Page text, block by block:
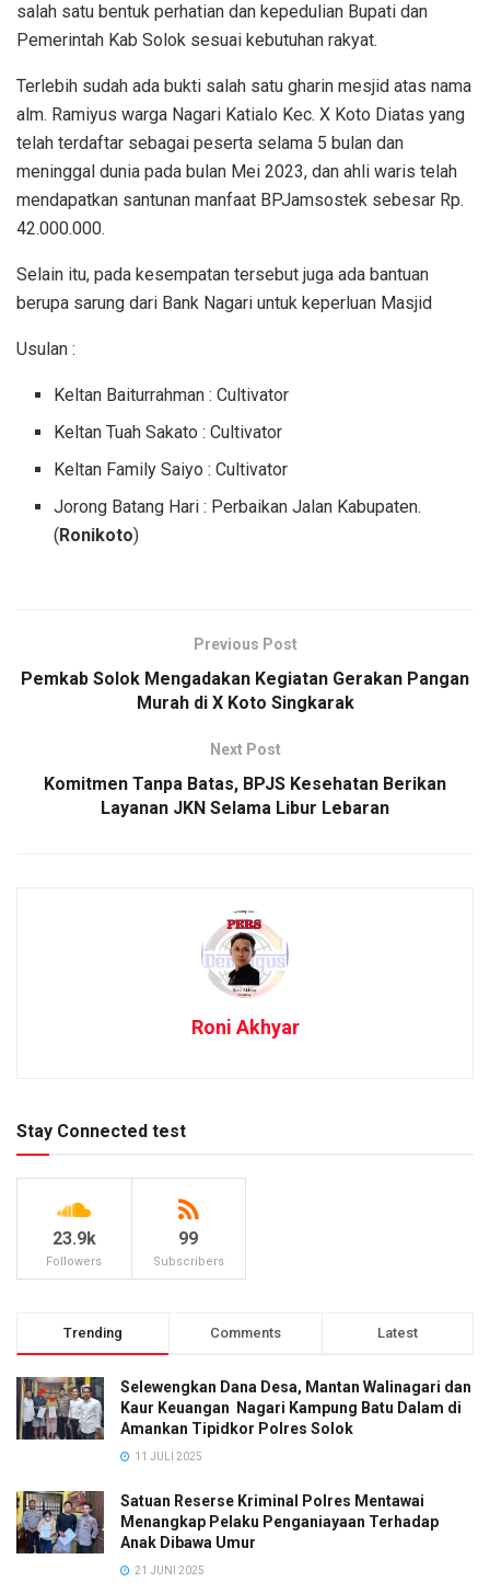
salah satu bentuk perhatian dan kepedulian Bupati dan
Pemerintah Kab Solok sesuai kebutuhan rakyat.
Terlebih sudah ada bukti salah satu gharin mesjid atas nama
alm. Ramiyus warga Nagari Katialo Kec. X Koto Diatas yang
telah terdaftar sebagai peserta selama 5 bulan dan
meninggal dunia pada bulan Mei 2023, dan ahli waris telah
mendapatkan santunan manfaat BPJamsostek sebesar Rp.
42.000.000.
Selain itu, pada kesempatan tersebut juga ada bantuan
berupa sarung dari Bank Nagari untuk keperluan Masjid
Usulan :
Keltan Baiturrahman : Cultivator
Keltan Tuah Sakato : Cultivator
Keltan Family Saiyo : Cultivator
Jorong Batang Hari : Perbaikan Jalan Kabupaten.
(Ronikoto)
Previous Post
Pemkab Solok Mengadakan Kegiatan Gerakan Pangan
Murah di X Koto Singkarak
Next Post
Komitmen Tanpa Batas, BPJS Kesehatan Berikan
Layanan JKN Selama Libur Lebaran
Roni Akhyar
Stay Connected test
23.9k
Followers
99
Subscribers
Trending Comments Latest
Selewengkan Dana Desa, Mantan Walinagari dan
Kaur Keuangan Nagari Kampung Batu Dalam di
Amankan Tipidkor Polres Solok
11 JULI 2025
Satuan Reserse Kriminal Polres Mentawai
Menangkap Pelaku Penganiayaan Terhadap
Anak Dibawa Umur
21 JUNI 2025